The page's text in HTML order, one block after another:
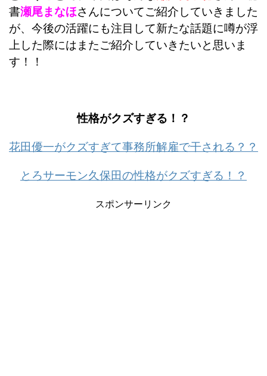
書瀬尾まなほさんについてご紹介していきました
が、今後の活躍にも注目して新たな話題に噂が浮
上した際にはまたご紹介していきたいと思いま
す！！
性格がクズすぎる！？
花田優一がクズすぎて事務所解雇で干される？？
とろサーモン久保田の性格がクズすぎる！？
スポンサーリンク